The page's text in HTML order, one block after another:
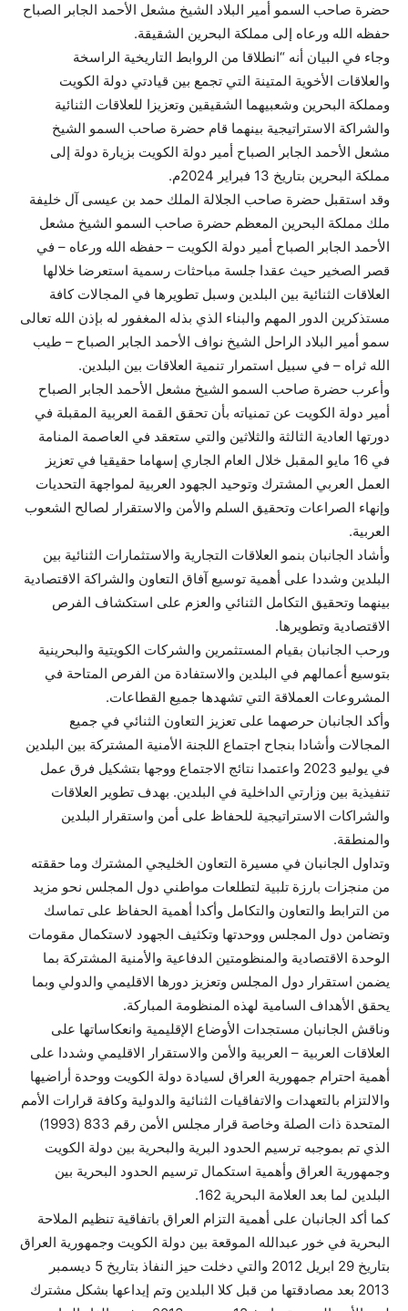
حضرة صاحب السمو أمير البلاد الشيخ مشعل الأحمد الجابر الصباح
حفظه الله ورعاه إلى مملكة البحرين الشقيقة.
وجاء في البيان أنه “انطلاقا من الروابط التاريخية الراسخة
والعلاقات الأخوية المتينة التي تجمع بين قيادتي دولة الكويت
ومملكة البحرين وشعبيهما الشقيقين وتعزيزا للعلاقات الثنائية
والشراكة الاستراتيجية بينهما قام حضرة صاحب السمو الشيخ
مشعل الأحمد الجابر الصباح أمير دولة الكويت بزيارة دولة إلى
مملكة البحرين بتاريخ 13 فبراير 2024م.
وقد استقبل حضرة صاحب الجلالة الملك حمد بن عيسى آل خليفة
ملك مملكة البحرين المعظم حضرة صاحب السمو الشيخ مشعل
الأحمد الجابر الصباح أمير دولة الكويت – حفظه الله ورعاه – في
قصر الصخير حيث عقدا جلسة مباحثات رسمية استعرضا خلالها
العلاقات الثنائية بين البلدين وسبل تطويرها في المجالات كافة
مستذكرين الدور المهم والبناء الذي بذله المغفور له بإذن الله تعالى
سمو أمير البلاد الراحل الشيخ نواف الأحمد الجابر الصباح – طيب
الله ثراه – في سبيل استمرار تنمية العلاقات بين البلدين.
وأعرب حضرة صاحب السمو الشيخ مشعل الأحمد الجابر الصباح
أمير دولة الكويت عن تمنياته بأن تحقق القمة العربية المقبلة في
دورتها العادية الثالثة والثلاثين والتي ستعقد في العاصمة المنامة
في 16 مايو المقبل خلال العام الجاري إسهاما حقيقيا في تعزيز
العمل العربي المشترك وتوحيد الجهود العربية لمواجهة التحديات
وإنهاء الصراعات وتحقيق السلم والأمن والاستقرار لصالح الشعوب
العربية.
وأشاد الجانبان بنمو العلاقات التجارية والاستثمارات الثنائية بين
البلدين وشددا على أهمية توسيع آفاق التعاون والشراكة الاقتصادية
بينهما وتحقيق التكامل الثنائي والعزم على استكشاف الفرص
الاقتصادية وتطويرها.
ورحب الجانبان بقيام المستثمرين والشركات الكويتية والبحرينية
بتوسيع أعمالهم في البلدين والاستفادة من الفرص المتاحة في
المشروعات العملاقة التي تشهدها جميع القطاعات.
وأكد الجانبان حرصهما على تعزيز التعاون الثنائي في جميع
المجالات وأشادا بنجاح اجتماع اللجنة الأمنية المشتركة بين البلدين
في يوليو 2023 واعتمدا نتائج الاجتماع ووجها بتشكيل فرق عمل
تنفيذية بين وزارتي الداخلية في البلدين. بهدف تطوير العلاقات
والشراكات الاستراتيجية للحفاظ على أمن واستقرار البلدين
والمنطقة.
وتداول الجانبان في مسيرة التعاون الخليجي المشترك وما حققته
من منجزات بارزة تلبية لتطلعات مواطني دول المجلس نحو مزيد
من الترابط والتعاون والتكامل وأكدا أهمية الحفاظ على تماسك
وتضامن دول المجلس ووحدتها وتكثيف الجهود لاستكمال مقومات
الوحدة الاقتصادية والمنظومتين الدفاعية والأمنية المشتركة بما
يضمن استقرار دول المجلس وتعزيز دورها الاقليمي والدولي وبما
يحقق الأهداف السامية لهذه المنظومة المباركة.
وناقش الجانبان مستجدات الأوضاع الإقليمية وانعكاساتها على
العلاقات العربية – العربية والأمن والاستقرار الاقليمي وشددا على
أهمية احترام جمهورية العراق لسيادة دولة الكويت ووحدة أراضيها
والالتزام بالتعهدات والاتفاقيات الثنائية والدولية وكافة قرارات الأمم
المتحدة ذات الصلة وخاصة قرار مجلس الأمن رقم 833 (1993)
الذي تم بموجبه ترسيم الحدود البرية والبحرية بين دولة الكويت
وجمهورية العراق وأهمية استكمال ترسيم الحدود البحرية بين
البلدين لما بعد العلامة البحرية 162.
كما أكد الجانبان على أهمية التزام العراق باتفاقية تنظيم الملاحة
البحرية في خور عبدالله الموقعة بين دولة الكويت وجمهورية العراق
بتاريخ 29 ابريل 2012 والتي دخلت حيز النفاذ بتاريخ 5 ديسمبر
2013 بعد مصادقتها من قبل كلا البلدين وتم إيداعها بشكل مشترك